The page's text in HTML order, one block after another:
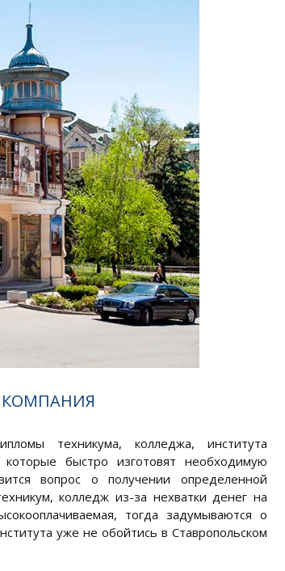
КОМПАНИЯ
техникума, колледжа, института
которые быстро изготовят необходимую
вопрос о получении определенной
колледж из-за нехватки денег на
тогда задумываются о
уже не обойтись в Ставропольском